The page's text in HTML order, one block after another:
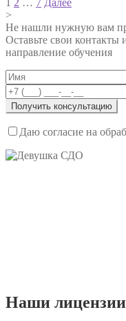
Навигация
по
записям
>
Не нашли нужную вам
Оставьте свои
направление обучения
Даю согласие на
Наши лицензии